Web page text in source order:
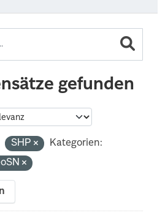
gefunden
SHP
Kategorien: